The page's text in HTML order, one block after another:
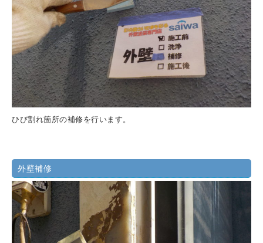
ひび割れ箇所の補修を行います。
外壁補修